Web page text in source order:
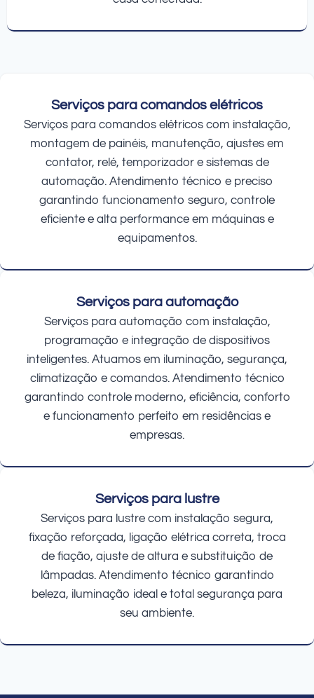
Serviços para comandos elétricos
Serviços para comandos elétricos com instalação,
montagem de painéis, manutenção, ajustes em
contator, relé, temporizador e sistemas de
automação. Atendimento técnico e preciso
garantindo funcionamento seguro, controle
eficiente e alta performance em máquinas e
equipamentos.
Serviços para automação
Serviços para automação com instalação,
programação e integração de dispositivos
inteligentes. Atuamos em iluminação, segurança,
climatização e comandos. Atendimento técnico
garantindo controle moderno, eficiência, conforto
e funcionamento perfeito em residências e
empresas.
Serviços para lustre
Serviços para lustre com instalação segura,
fixação reforçada, ligação elétrica correta, troca
de fiação, ajuste de altura e substituição de
lâmpadas. Atendimento técnico garantindo
beleza, iluminação ideal e total segurança para
seu ambiente.